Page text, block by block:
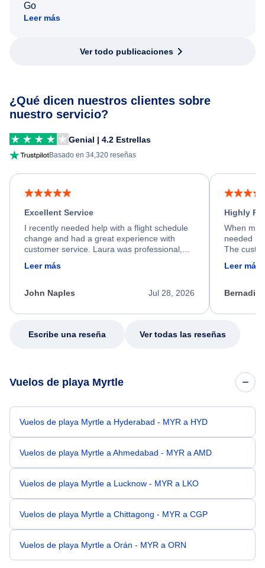
Go
Leer más
Ver todo publicaciones
¿Qué dicen nuestros clientes sobre
nuestro servicio?
Genial | 4.2 Estrellas
Basado en 34,320 reseñas
Excellent Service
I recently needed help with a flight schedule
change and had a great experience with
customer service. Laura was professional,
friendly, and very helpful throughout the
process. She quickly found a solution and
appreciate her excellent service.
Leer más
Jul 28, 2026
John Naples
Highly
When my
needed
The
calm,
my issue.
Leer más
Escribe una reseña Ver todas las reseñas
Vuelos de playa Myrtle
Vuelos de playa Myrtle a Hyderabad - MYR a HYD
Vuelos de playa Myrtle a Ahmedabad - MYR a AMD
Vuelos de playa Myrtle a Lucknow - MYR a LKO
Vuelos de playa Myrtle a Chittagong - MYR a CGP
Vuelos de playa Myrtle a Orán - MYR a ORN